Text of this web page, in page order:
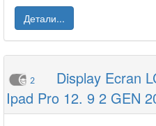
Детали...
2
Display Ecran
Ipad Pro 12. 9 2 GEN